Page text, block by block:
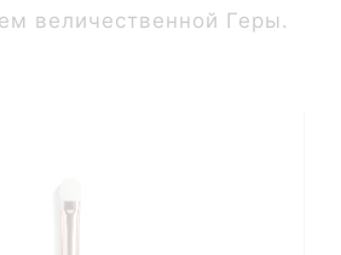
величественной Геры.